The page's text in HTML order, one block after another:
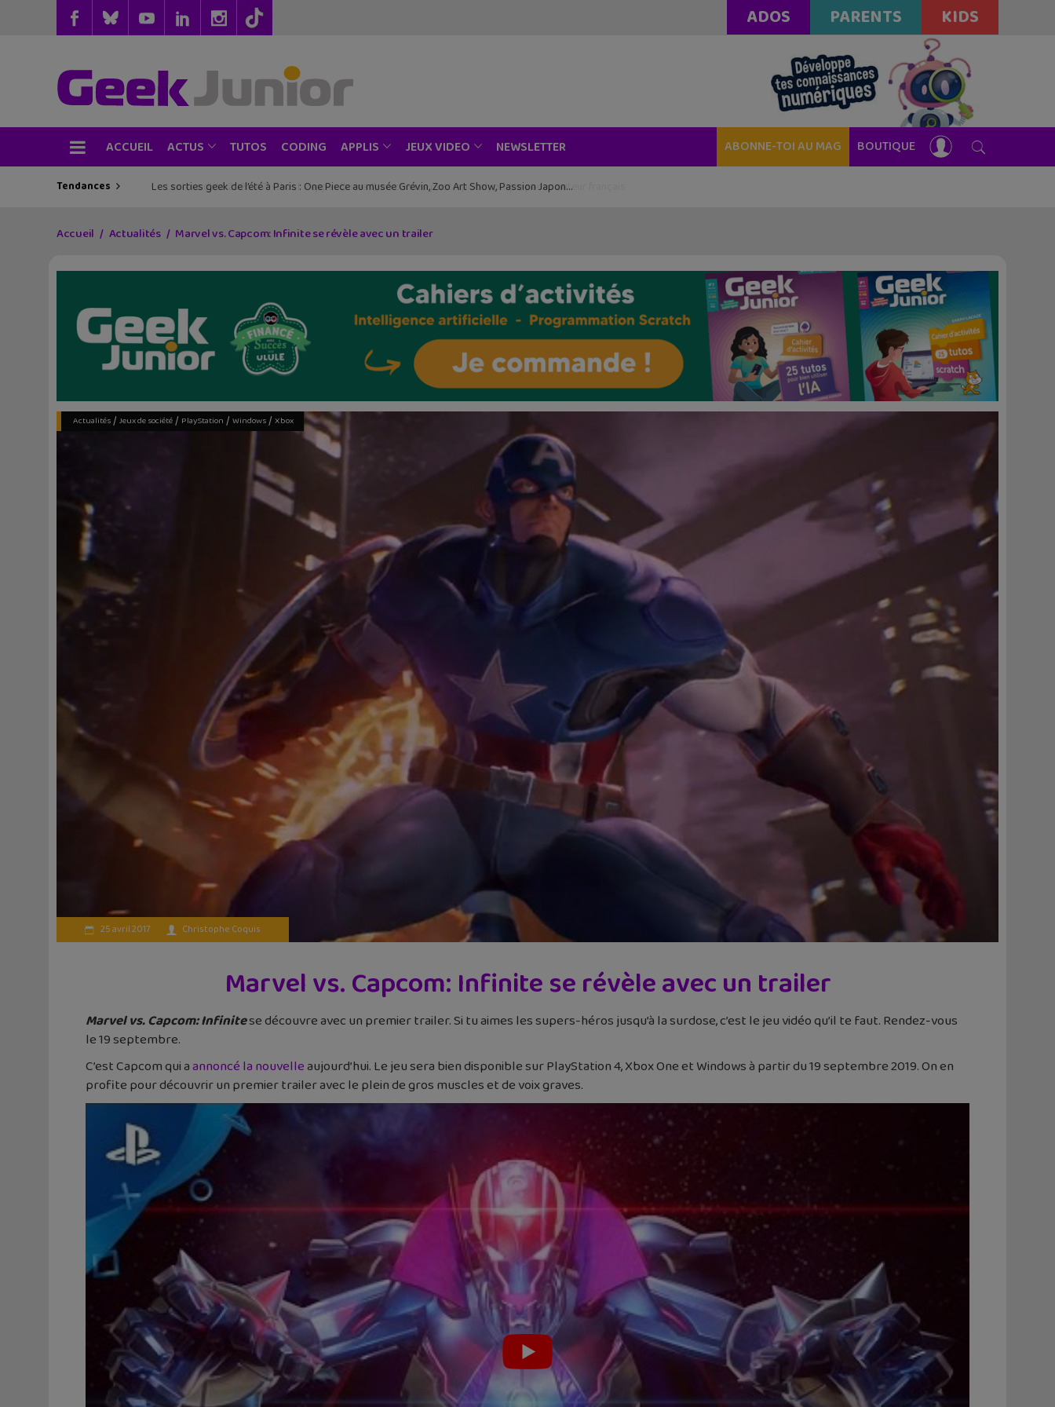
ADOS PARENTS KIDS
ACCUEIL ACTUS TUTOS CODING APPLIS JEUX VIDEO NEWSLETTER ABONNE-TOI AU MAG BOUTIQUE
Tendances Les sorties geek de l’été à Paris : One Piece au musée Grévin, Zoo Art Show, Passion Japon…
Accueil Actualités Marvel vs. Capcom: Infinite se révèle avec un trailer
Actualités/ Jeux de société/ PlayStation / Windows/ Xbox
25 avril 2017 Christophe Coquis
Marvel vs. Capcom: Infinite se révèle avec un trailer
Marvel vs. Capcom: Infinitese découvre avec un premier trailer. Si tu aimes les supers-héros jusqu’à la surdose, c’est le jeu vidéo qu’il te faut. Rendez-vous
le 19 septembre.
C’est Capcom qui aannoncé la nouvelleaujourd’hui. Le jeu sera bien disponible sur PlayStation 4, Xbox One et Windows à partir du 19 septembre 2019. On en
profite pour découvrir un premier trailer avec le plein de gros muscles et de voix graves.